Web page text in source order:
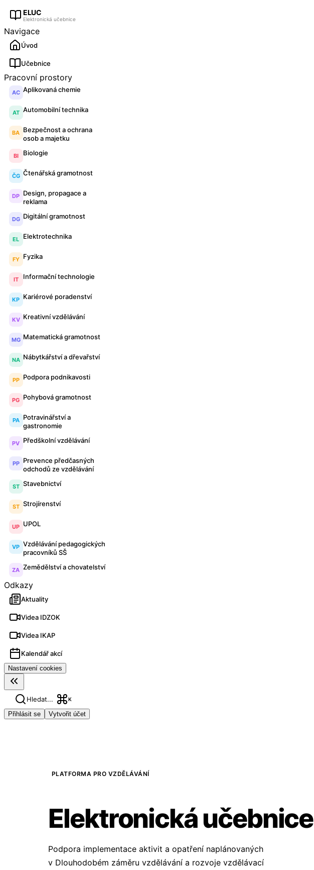
ELUC
Elektronická učebnice
Navigace
Úvod
Učebnice
Pracovní prostory
AC Aplikovaná chemie
AT Automobilní technika
BA Bezpečnost a ochrana
osob a majetku
BI Biologie
ČG Čtenářská gramotnost
DP Design, propagace a
reklama
DG Digitální gramotnost
EL Elektrotechnika
FY Fyzika
IT Informační technologie
KP Kariérové poradenství
KV Kreativní vzdělávání
MG Matematická gramotnost
NA Nábytkářství a dřevařství
PP Podpora podnikavosti
PG Pohybová gramotnost
PA Potravinářství a
gastronomie
PV Předškolní vzdělávání
PP Prevence předčasných
odchodů ze vzdělávání
ST Stavebnictví
ST Strojírenství
UP UPOL
VP Vzdělávání pedagogických
pracovníků SŠ
ZA Zemědělství a chovatelství
Odkazy
Aktuality
Videa IDZOK
Videa IKAP
Kalendář akcí
Nastavení cookies
Hledat... K
Přihlásit se Vytvořit účet
PLATFORMA PRO VZDĚLÁVÁNÍ
Elektronická učebnice
Podpora implementace aktivit a opatření naplánovaných
v Dlouhodobém záměru vzdělávání a rozvoje vzdělávací